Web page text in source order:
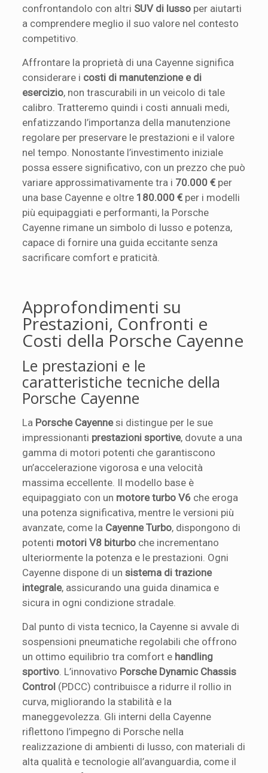
confrontandolo con altri SUV di lusso per aiutarti
a comprendere meglio il suo valore nel contesto
competitivo.
Affrontare la proprietà di una Cayenne significa
considerare i costi di manutenzione e di
esercizio, non trascurabili in un veicolo di tale
calibro. Tratteremo quindi i costi annuali medi,
enfatizzando l’importanza della manutenzione
regolare per preservare le prestazioni e il valore
nel tempo. Nonostante l’investimento iniziale
possa essere significativo, con un prezzo che può
variare approssimativamente tra i 70.000 € per
una base Cayenne e oltre 180.000 € per i modelli
più equipaggiati e performanti, la Porsche
Cayenne rimane un simbolo di lusso e potenza,
capace di fornire una guida eccitante senza
sacrificare comfort e praticità.
Approfondimenti su
Prestazioni, Confronti e
Costi della Porsche Cayenne
Le prestazioni e le
caratteristiche tecniche della
Porsche Cayenne
La Porsche Cayennesi distingue per le sue
impressionanti prestazioni sportive, dovute a una
gamma di motori potenti che garantiscono
un’accelerazione vigorosa e una velocità
massima eccellente. Il modello base è
equipaggiato con un motore turbo V6 che eroga
una potenza significativa, mentre le versioni più
avanzate, come la Cayenne Turbo, dispongono di
potenti motori V8 biturbo che incrementano
ulteriormente la potenza e le prestazioni. Ogni
Cayenne dispone di unsistema di trazione
integrale, assicurando una guida dinamica e
sicura in ogni condizione stradale.
Dal punto di vista tecnico, la Cayenne si avvale di
sospensioni pneumatiche regolabili che offrono
un ottimo equilibrio tra comfort e handling
sportivo . L’innovativo Porsche Dynamic Chassis
Control (PDCC) contribuisce a ridurre il rollio in
curva, migliorando la stabilità e la
maneggevolezza. Gli interni della Cayenne
riflettono l’impegno di Porsche nella
realizzazione di ambienti di lusso, con materiali di
alta qualità e tecnologie all’avanguardia, come il